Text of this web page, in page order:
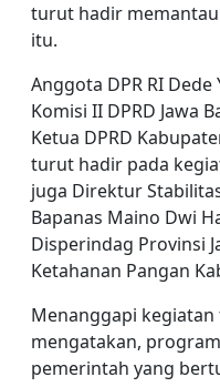
turut hadir
itu.
Anggota DPR RI
Komisi II DPRD Jawa
Ketua DPRD
turut hadir pada
juga Direktur
Bapanas Maino Dwi
Disperindag Provinsi
Ketahanan Pangan
Menanggapi
mengatakan,
pemerintah yang